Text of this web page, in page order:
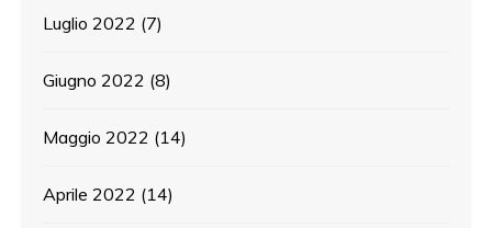
Luglio 2022 (7)
Giugno 2022 (8)
Maggio 2022 (14)
Aprile 2022 (14)